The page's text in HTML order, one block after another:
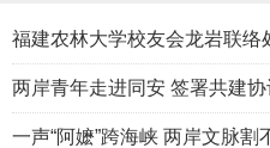
两岸青年走进同安 签署共建协
一声“阿嬷”跨海峡 两岸文脉割